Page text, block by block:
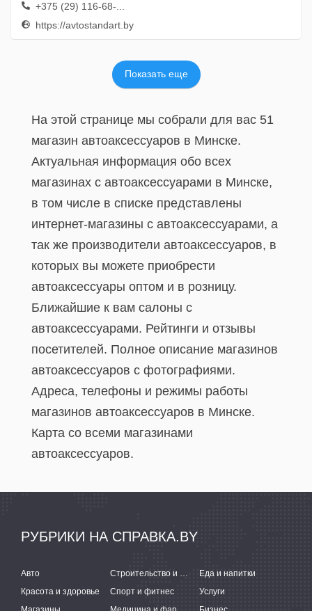
+375 (29) 116-68-...
https://avtostandart.by
Показать еще
На этой странице мы собрали для вас 51
магазин автоаксессуаров в Минске.
Актуальная информация обо всех
магазинах с автоаксессуарами в Минске,
в том числе в списке представлены
интернет-магазины с автоаксессуарами, а
так же производители автоаксессуаров, в
которых вы можете приобрести
автоаксессуары оптом и в розницу.
Ближайшие к вам салоны с
автоаксессуарами. Рейтинги и отзывы
посетителей. Полное описание магазинов
автоаксессуаров с фотографиями.
Адреса, телефоны и режимы работы
магазинов автоаксессуаров в Минске.
Карта со всеми магазинами
автоаксессуаров.
РУБРИКИ НА СПРАВКА.BY
Авто Строительство и ремонт
Еда и напитки
Красота и здоровье
Спорт и фитнес
Услуги